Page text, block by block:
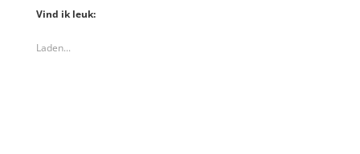
Vind ik leuk:
Laden...